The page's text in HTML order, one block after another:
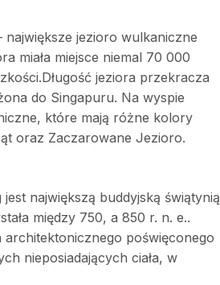
jezioro wulkaniczne
miała miejsce niemal 70 000
jeziora przekracza
do Singapuru. Na wyspie
które mają różne kolory
oraz Zaczarowane Jezioro.
największą buddyjską świątynią
między 750, a 850 r. n. e..
architektonicznego poświęconego
nieposiadających ciała, w